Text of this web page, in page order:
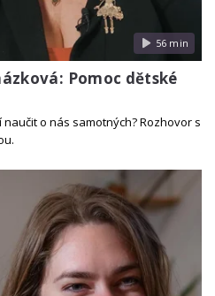
56 min
Pomoc dětské
o nás samotných? Rozhovor s